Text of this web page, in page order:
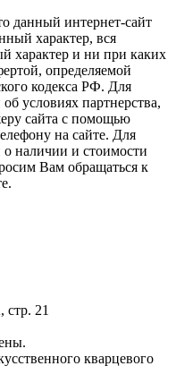
данный интернет-сайт
характер, вся
характер и ни при каких
определяемой
кодекса РФ. Для
условиях партнерства,
сайта с помощью
на сайте. Для
наличии и стоимости
Вам обращаться к
21
кварцевого